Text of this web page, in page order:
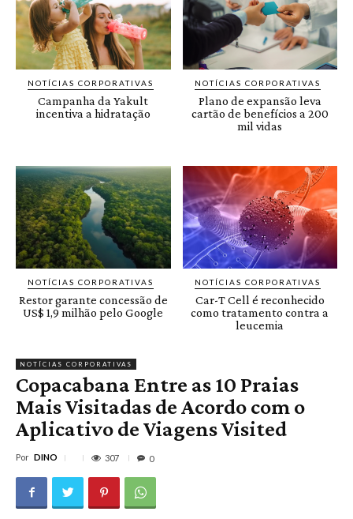
NOTÍCIAS CORPORATIVAS
Campanha da Yakult
incentiva a hidratação
NOTÍCIAS CORPORATIVAS
Plano de expansão leva
cartão de benefícios a 200
mil vidas
NOTÍCIAS CORPORATIVAS
Restor garante concessão de
US$ 1,9 milhão pelo Google
NOTÍCIAS CORPORATIVAS
Car-T Cell é reconhecido
como tratamento contra a
leucemia